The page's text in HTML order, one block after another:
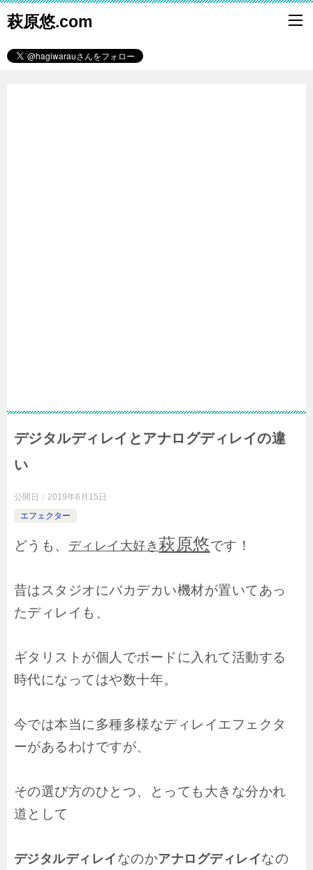
萩原悠.com
デジタルディレイとアナログディレイの違
い
公開日： 2019年6月15日
エフェクター
どうも、 ディレイ大好き 萩原悠です！
昔はスタジオにバカデカい機材が置いてあっ
たディレイも、
ギタリストが個人でボードに入れて活動する
時代になってはや数十年。
今では本当に多種多様なディレイエフェクタ
ーがあるわけですが、
その選び方のひとつ、とっても大きな分かれ
道として
デジタルディレイ なのかアナログディレイなの